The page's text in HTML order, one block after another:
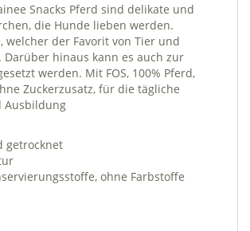
Snacks Pferd sind delikate und
die Hunde lieben werden.
welcher der Favorit von Tier und
Darüber hinaus kann es auch zur
werden. Mit FOS, 100% Pferd,
Zuckerzusatz, für die tägliche
Ausbildung
getrocknet
ohne Farbstoffe